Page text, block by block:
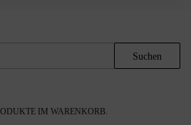
IM WARENKORB.